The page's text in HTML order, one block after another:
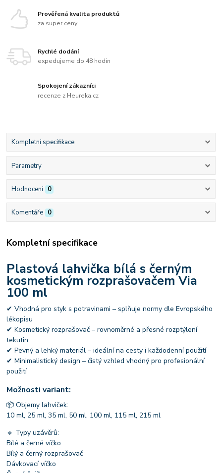
Prověřená kvalita produktů
za super ceny
Rychlé dodání
expedujeme do 48 hodin
Spokojení zákazníci
recenze z Heureka.cz
Kompletní specifikace
Parametry
Hodnocení 0
Komentáře 0
Kompletní specifikace
Plastová lahvička bílá s černým
kosmetickým rozprašovačem Via
100 ml
✔ Vhodná pro styk s potravinami – splňuje normy dle Evropského
lékopisu
✔ Kosmetický rozprašovač – rovnoměrné a přesné rozptýlení
tekutin
✔ Pevný a lehký materiál – ideální na cesty i každodenní použití
✔ Minimalistický design – čistý vzhled vhodný pro profesionální
použití
Možnosti variant:
📦 Objemy lahviček:
10 ml, 25 ml, 35 ml, 50 ml, 100 ml, 115 ml, 215 ml
🔹 Typy uzávěrů:
Bílé a černé víčko
Bílý a černý rozprašovač
Dávkovací víčko